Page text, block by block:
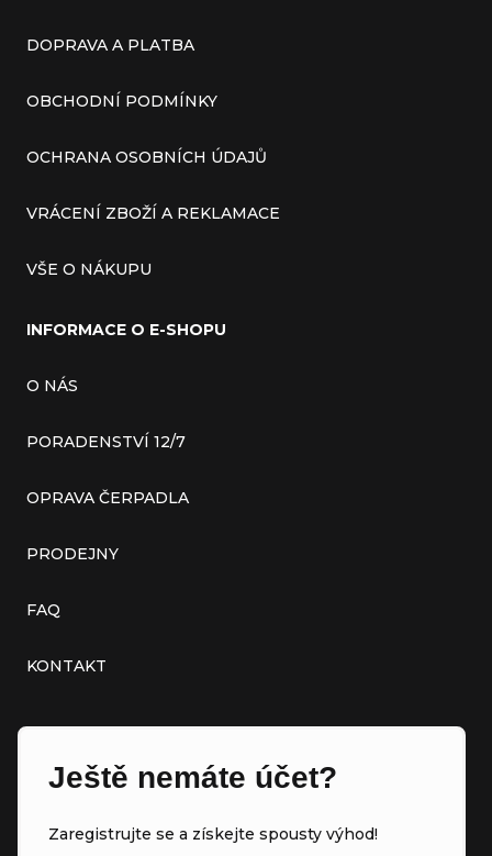
DOPRAVA A PLATBA
OBCHODNÍ PODMÍNKY
OCHRANA OSOBNÍCH ÚDAJŮ
VRÁCENÍ ZBOŽÍ A REKLAMACE
VŠE O NÁKUPU
INFORMACE O E-SHOPU
O NÁS
PORADENSTVÍ 12/7
OPRAVA ČERPADLA
PRODEJNY
FAQ
KONTAKT
Ještě nemáte účet?
Zaregistrujte se a získejte spousty výhod!